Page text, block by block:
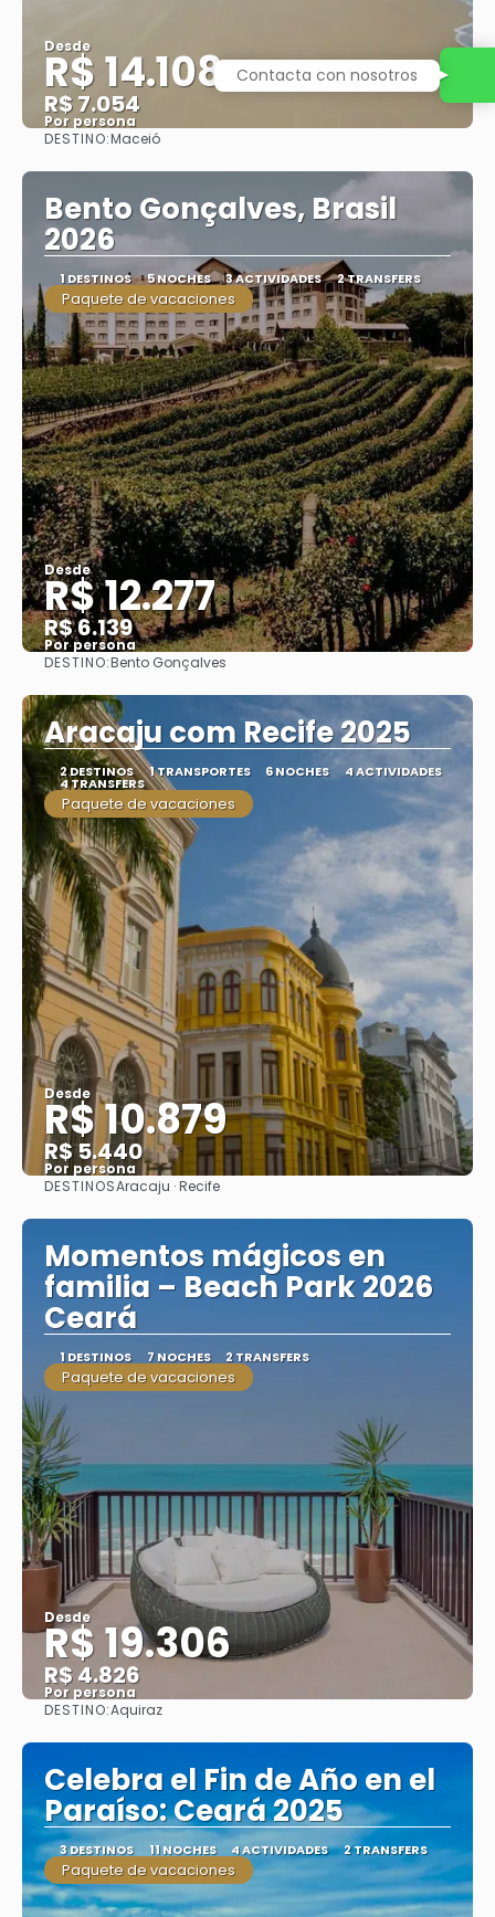
Desde
R$ 14.108
R$ 7.054
Por persona
DESTINO:Maceió
Bento Gonçalves, Brasil
2026
1 DESTINOS 5 NOCHES 3 ACTIVIDADES 2 TRANSFERS
Paquete de vacaciones
Desde
R$ 12.277
R$ 6.139
Por persona
DESTINO:Bento Gonçalves
Aracaju com Recife 2025
2 DESTINOS 1 TRANSPORTES 6 NOCHES 4 ACTIVIDADES
4 TRANSFERS
Paquete de vacaciones
Desde
R$ 10.879
R$ 5.440
Por persona
DESTINOSAracaju · Recife
Momentos mágicos en
familia – Beach Park 2026
Ceará
1 DESTINOS 7 NOCHES 2 TRANSFERS
Paquete de vacaciones
Desde
R$ 19.306
R$ 4.826
Por persona
DESTINO:Aquiraz
Celebra el Fin de Año en el
Paraíso: Ceará 2025
3 DESTINOS 11 NOCHES 4 ACTIVIDADES 2 TRANSFERS
Paquete de vacaciones
Contacta con nosotros